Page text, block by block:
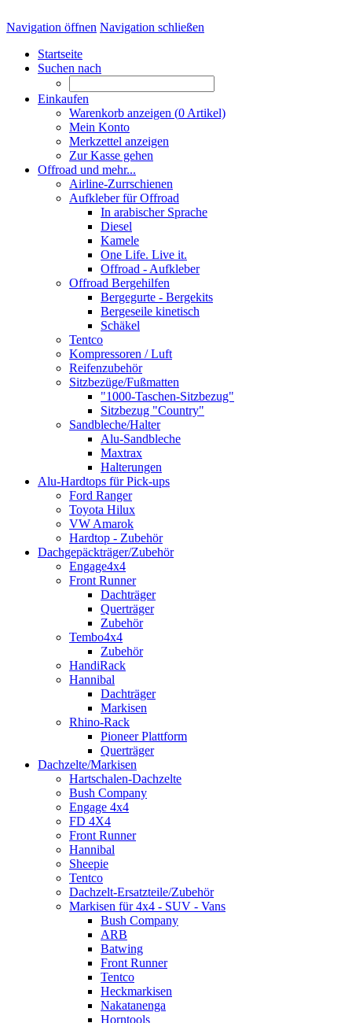
Navigation öffnen Navigation schließen
Startseite
Suchen nach
Einkaufen
Warenkorb anzeigen (0 Artikel)
Mein Konto
Merkzettel anzeigen
Zur Kasse gehen
Offroad und mehr...
Airline-Zurrschienen
Aufkleber für Offroad
In arabischer Sprache
Diesel
Kamele
One Life. Live it.
Offroad - Aufkleber
Offroad Bergehilfen
Bergegurte - Bergekits
Bergeseile kinetisch
Schäkel
Tentco
Kompressoren / Luft
Reifenzubehör
Sitzbezüge/Fußmatten
"1000-Taschen-Sitzbezug"
Sitzbezug "Country"
Sandbleche/Halter
Alu-Sandbleche
Maxtrax
Halterungen
Alu-Hardtops für Pick-ups
Ford Ranger
Toyota Hilux
VW Amarok
Hardtop - Zubehör
Dachgepäckträger/Zubehör
Engage4x4
Front Runner
Dachträger
Querträger
Zubehör
Tembo4x4
Zubehör
HandiRack
Hannibal
Dachträger
Markisen
Rhino-Rack
Pioneer Plattform
Querträger
Dachzelte/Markisen
Hartschalen-Dachzelte
Bush Company
Engage 4x4
FD 4X4
Front Runner
Hannibal
Sheepie
Tentco
Dachzelt-Ersatzteile/Zubehör
Markisen für 4x4 - SUV - Vans
Bush Company
ARB
Batwing
Front Runner
Tentco
Heckmarkisen
Nakatanenga
Horntools